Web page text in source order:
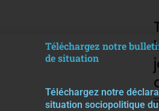
Téléchargez notre
de situation
Téléchargez notre déclar
situation sociopolitique